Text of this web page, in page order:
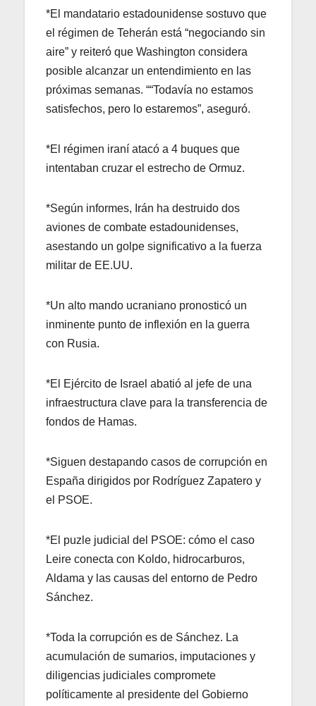
*El mandatario estadounidense sostuvo que
el régimen de Teherán está “negociando sin
aire” y reiteró que Washington considera
posible alcanzar un entendimiento en las
próximas semanas. ““Todavía no estamos
satisfechos, pero lo estaremos”, aseguró.
*El régimen iraní atacó a 4 buques que
intentaban cruzar el estrecho de Ormuz.
*Según informes, Irán ha destruido dos
aviones de combate estadounidenses,
asestando un golpe significativo a la fuerza
militar de EE.UU.
*Un alto mando ucraniano pronosticó un
inminente punto de inflexión en la guerra
con Rusia.
*El Ejército de Israel abatió al jefe de una
infraestructura clave para la transferencia de
fondos de Hamas.
*Siguen destapando casos de corrupción en
España dirigidos por Rodríguez Zapatero y
el PSOE.
*El puzle judicial del PSOE: cómo el caso
Leire conecta con Koldo, hidrocarburos,
Aldama y las causas del entorno de Pedro
Sánchez.
*Toda la corrupción es de Sánchez. La
acumulación de sumarios, imputaciones y
diligencias judiciales compromete
políticamente al presidente del Gobierno